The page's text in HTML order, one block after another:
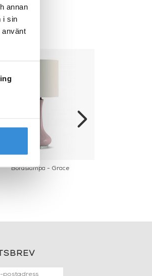
annan
i sin
använt
Bordslampa - Grace